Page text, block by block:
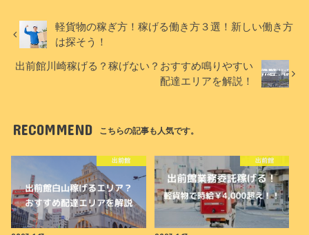
軽貨物の稼ぎ方！稼げる働き方３選！新しい働き方
は探そう！
出前館川崎稼げる？稼げない？おすすめ鳴りやすい
配達エリアを解説！
RECOMMEND こちらの記事も人気です。
出前館 出前館